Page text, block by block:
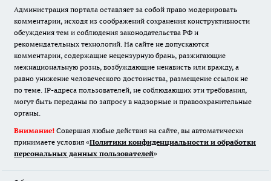
Администрация портала оставляет за собой право модерировать
комментарии, исходя из соображений сохранения конструктивности
обсуждения тем и соблюдения законодательства РФ и
рекомендательных технологий. На сайте не допускаются
комментарии, содержащие нецензурную брань, разжигающие
межнациональную рознь, возбуждающие ненависть или вражду, а
равно унижение человеческого достоинства, размещение ссылок не
по теме. IP-адреса пользователей, не соблюдающих эти требования,
могут быть переданы по запросу в надзорные и правоохранительные
органы.
Внимание! Совершая любые действия на сайте, вы автоматически
принимаете условия «Политики конфиденциальности и обработки
персональных данных пользователей»